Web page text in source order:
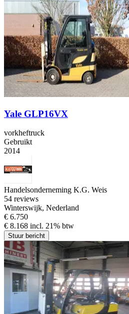
Yale GLP16VX
vorkheftruck
Gebruikt
2014
Handelsonderneming K.G. Weis
54 reviews
Winterswijk, Nederland
€ 6.750
€ 8.168 incl. 21% btw
Stuur bericht